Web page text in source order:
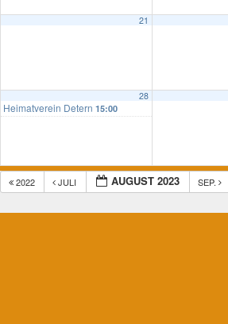
21
28
Heimatverein Detern 15:00
2022 JULI AUGUST 2023 SEP.